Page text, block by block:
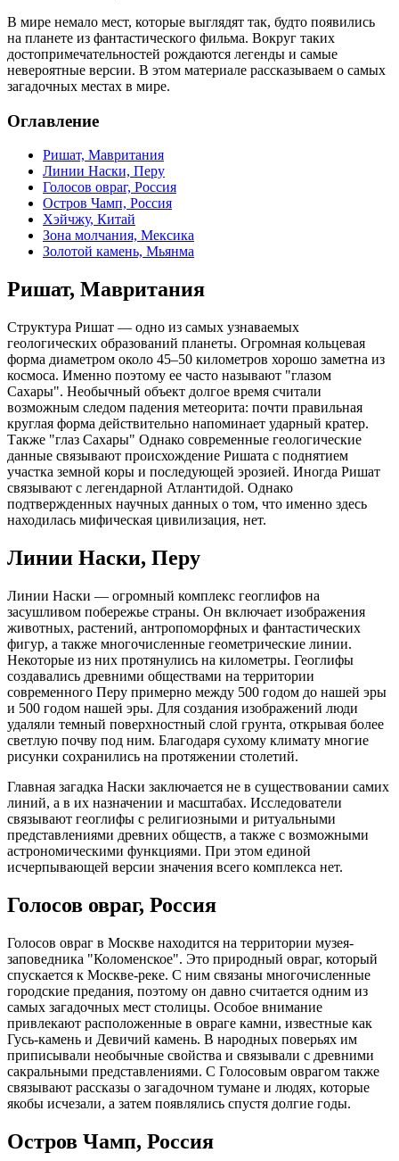
В мире немало мест, которые выглядят так, будто появились
на планете из фантастического фильма. Вокруг таких
достопримечательностей рождаются легенды и самые
невероятные версии. В этом материале рассказываем о самых
загадочных местах в мире.
Оглавление
Ришат, Мавритания
Линии Наски, Перу
Голосов овраг, Россия
Остров Чамп, Россия
Хэйчжу, Китай
Зона молчания, Мексика
Золотой камень, Мьянма
Ришат, Мавритания
Структура Ришат — одно из самых узнаваемых
геологических образований планеты. Огромная кольцевая
форма диаметром около 45–50 километров хорошо заметна из
космоса. Именно поэтому ее часто называют "глазом
Сахары". Необычный объект долгое время считали
возможным следом падения метеорита: почти правильная
круглая форма действительно напоминает ударный кратер.
Также "глаз Сахары" Однако современные геологические
данные связывают происхождение Ришата с поднятием
участка земной коры и последующей эрозией. Иногда Ришат
связывают с легендарной Атлантидой. Однако
подтвержденных научных данных о том, что именно здесь
находилась мифическая цивилизация, нет.
Линии Наски, Перу
Линии Наски — огромный комплекс геоглифов на
засушливом побережье страны. Он включает изображения
животных, растений, антропоморфных и фантастических
фигур, а также многочисленные геометрические линии.
Некоторые из них протянулись на километры. Геоглифы
создавались древними обществами на территории
современного Перу примерно между 500 годом до нашей эры
и 500 годом нашей эры. Для создания изображений люди
удаляли темный поверхностный слой грунта, открывая более
светлую почву под ним. Благодаря сухому климату многие
рисунки сохранились на протяжении столетий.
Главная загадка Наски заключается не в существовании самих
линий, а в их назначении и масштабах. Исследователи
связывают геоглифы с религиозными и ритуальными
представлениями древних обществ, а также с возможными
астрономическими функциями. При этом единой
исчерпывающей версии значения всего комплекса нет.
Голосов овраг, Россия
Голосов овраг в Москве находится на территории музея-
заповедника "Коломенское". Это природный овраг, который
спускается к Москве-реке. С ним связаны многочисленные
городские предания, поэтому он давно считается одним из
самых загадочных мест столицы. Особое внимание
привлекают расположенные в овраге камни, известные как
Гусь-камень и Девичий камень. В народных поверьях им
приписывали необычные свойства и связывали с древними
сакральными представлениями. С Голосовым оврагом также
связывают рассказы о загадочном тумане и людях, которые
якобы исчезали, а затем появлялись спустя долгие годы.
Остров Чамп, Россия